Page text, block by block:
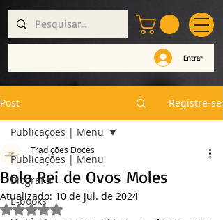
Entrar
Post Registre-se
Publicações | Menu
Biografia
E-books
Publicações | Menu
Bolo Rei de Ovos Moles
Tradições Doces
Atualizado: 10 de jul. de 2024
Avaliado com NaN de 5 estrelas.